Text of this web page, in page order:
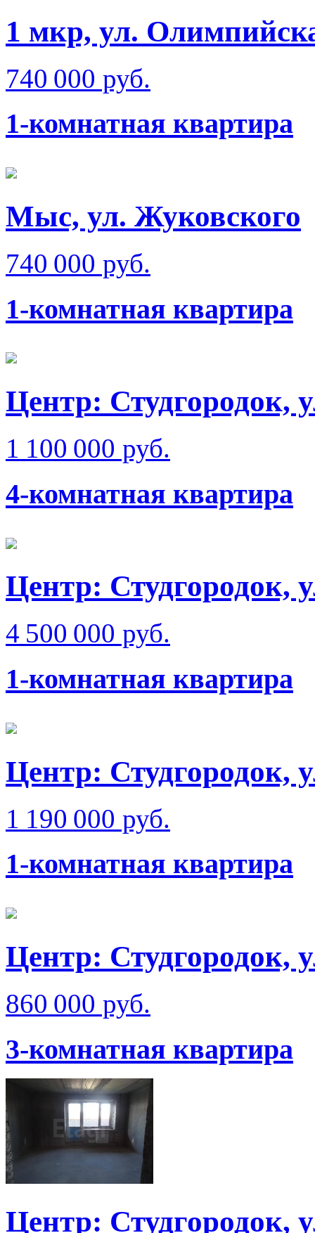
1 мкр, ул.
740 000 руб.
1-комнатная квартира
Мыс, ул. Жуковского
740 000 руб.
1-комнатная квартира
Центр: Студгородок,
1 100 000 руб.
4-комнатная квартира
Центр: Студгородок,
4 500 000 руб.
1-комнатная квартира
Центр: Студгородок,
1 190 000 руб.
1-комнатная квартира
Центр: Студгородок,
860 000 руб.
3-комнатная квартира
Центр: